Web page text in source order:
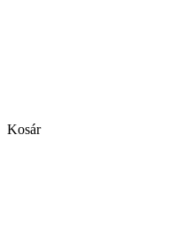
Kosár